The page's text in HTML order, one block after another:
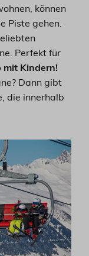
können
Piste gehen.
Perfekt für
Kindern!
Dann gibt
die innerhalb